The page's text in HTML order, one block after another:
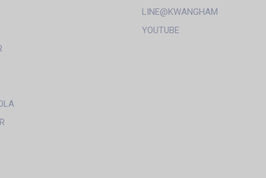
LINE@KWANGHAM
YOUTUBE